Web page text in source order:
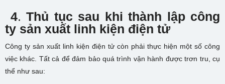
4. Thủ tục sau khi thành lập công
ty sản xuất linh kiện điện tử
Công ty sản xuất linh kiện điện tử còn phải thực hiện một số công
việc khác. Tất cả để đảm bảo quá trình vận hành được trơn tru, cụ
thể như sau: